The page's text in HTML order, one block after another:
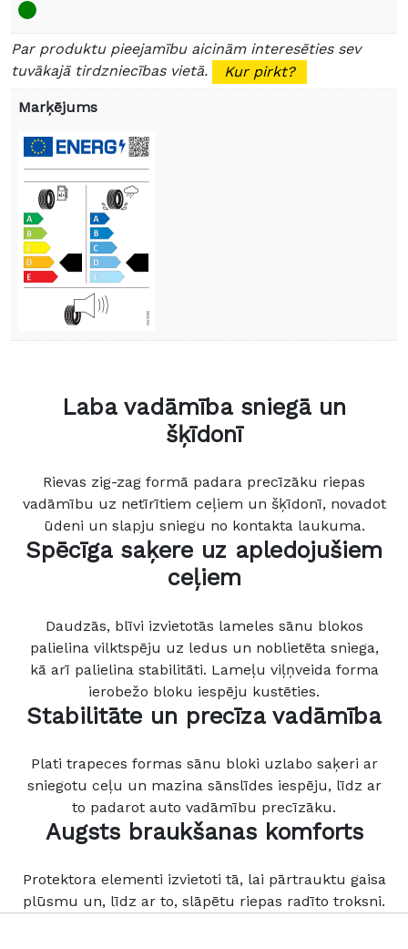
Par produktu pieejamību aicinām interesēties sev
tuvākajā tirdzniecības vietā.
Kur pirkt?
Marķējums
Laba vadāmība sniegā un
šķīdonī
Rievas zig-zag formā padara precīzāku riepas
vadāmību uz netīrītiem ceļiem un šķīdonī, novadot
ūdeni un slapju sniegu no kontakta laukuma.
Spēcīga saķere uz apledojušiem
ceļiem
Daudzās, blīvi izvietotās lameles sānu blokos
palielina vilktspēju uz ledus un noblietēta sniega,
kā arī palielina stabilitāti. Lameļu viļņveida forma
ierobežo bloku iespēju kustēties.
Stabilitāte un precīza vadāmība
Plati trapeces formas sānu bloki uzlabo saķeri ar
sniegotu ceļu un mazina sānslīdes iespēju, līdz ar
to padarot auto vadāmību precīzāku.
Augsts braukšanas komforts
Protektora elementi izvietoti tā, lai pārtrauktu gaisa
plūsmu un, līdz ar to, slāpētu riepas radīto troksni.